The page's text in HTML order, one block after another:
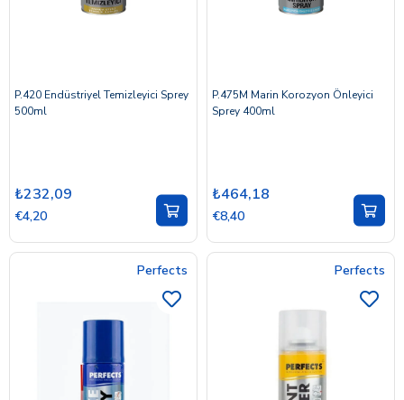
P.420 Endüstriyel Temizleyici Sprey
500ml
₺232,09
€4,20
P.475M Marin Korozyon Önleyici
Sprey 400ml
₺464,18
€8,40
Perfects Perfects